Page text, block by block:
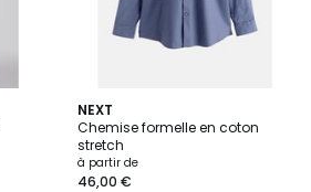
NEXT
Chemise formelle en coton
stretch
à partir de
46,00 €
12
Couleurs